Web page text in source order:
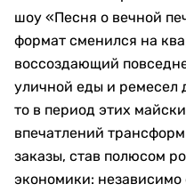
шоу «Песня о вечной
формат сменился на
воссоздающий
уличной еды и ремесел
то в период этих
впечатлений
заказы, став полюсом
экономики: независимо